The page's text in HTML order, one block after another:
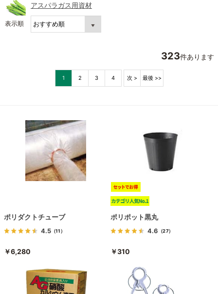
アスパラガス用資材
表示順
323件あります
1 2 3 4 次 > 最後 >>
ポリダクトチューブ
4.5（11）
￥6,280
ポリポット黒丸
4.6 （27）
￥310